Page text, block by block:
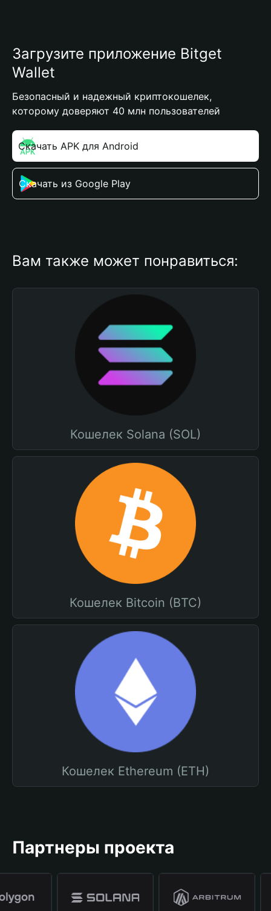
Загрузите приложение Bitget
Wallet
Безопасный и надежный криптокошелек,
которому доверяют 40 млн пользователей
Скачать APK для Android
Скачать из Google Play
Вам также может понравиться:
Кошелек Solana (SOL)
Кошелек Bitcoin (BTC)
Кошелек Ethereum (ETH)
Партнеры проекта